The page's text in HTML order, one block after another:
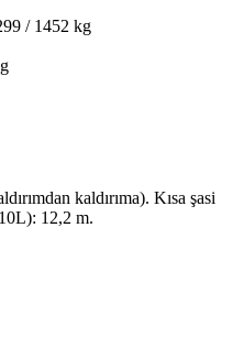
/ 1452 kg
kaldırıma). Kısa şasi
12,2 m.